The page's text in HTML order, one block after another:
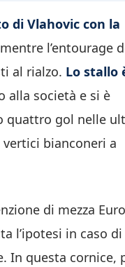
di Vlahovic con la
l’entourage
al rialzo. Lo stallo
alla società e si è
quattro gol nelle
bianconeri a
di mezza
l’ipotesi in caso di
In questa cornice,